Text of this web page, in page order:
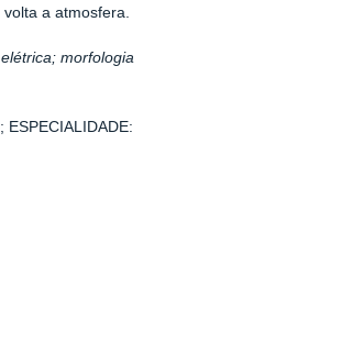
a atmosfera.
morfologia
ESPECIALIDADE: